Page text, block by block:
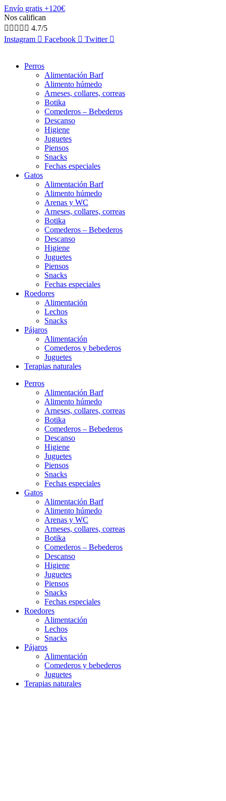
Envío gratis +120€
Nos califican
     4.7/5
Instagram
Facebook Twitter
Perros
Alimentación Barf
Alimento húmedo
Arneses, collares, correas
Botika
Comederos – Bebederos
Descanso
Higiene
Juguetes
Piensos
Snacks
Fechas especiales
Gatos
Alimentación Barf
Alimento húmedo
Arenas y WC
Arneses, collares, correas
Botika
Comederos – Bebederos
Descanso
Higiene
Juguetes
Piensos
Snacks
Fechas especiales
Roedores
Alimentación
Lechos
Snacks
Pájaros
Alimentación
Comederos y bebederos
Juguetes
Terapias naturales
Perros
Alimentación Barf
Alimento húmedo
Arneses, collares, correas
Botika
Comederos – Bebederos
Descanso
Higiene
Juguetes
Piensos
Snacks
Fechas especiales
Gatos
Alimentación Barf
Alimento húmedo
Arenas y WC
Arneses, collares, correas
Botika
Comederos – Bebederos
Descanso
Higiene
Juguetes
Piensos
Snacks
Fechas especiales
Roedores
Alimentación
Lechos
Snacks
Pájaros
Alimentación
Comederos y bebederos
Juguetes
Terapias naturales